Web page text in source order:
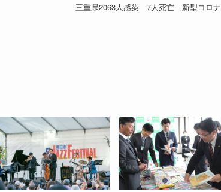
三重県2063人感染 7人死亡 新型コロナ